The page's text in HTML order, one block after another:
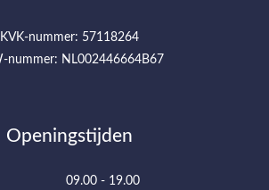
KVK-nummer: 57118264
nummer: NL002446664B67
Openingstijden
09.00 - 19.00